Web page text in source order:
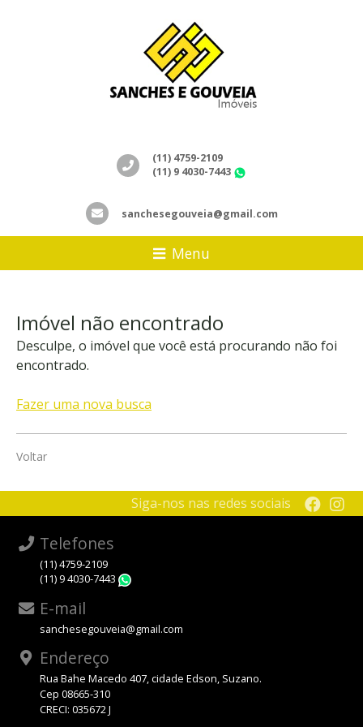
(11) 4759-2109
(11) 9 4030-7443
sanchesegouveia@gmail.com
Menu
Imóvel não encontrado
Desculpe, o imóvel que você está procurando não foi
encontrado.
Fazer uma nova busca
Voltar
Siga-nos nas redes sociais
Telefones
(11) 4759-2109
(11) 9 4030-7443
E-mail
sanchesegouveia@gmail.com
Endereço
Rua Bahe Macedo 407, cidade Edson, Suzano.
Cep 08665-310
CRECI: 035672 J